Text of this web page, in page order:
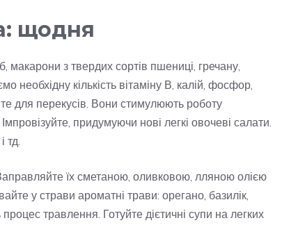
щодня
макарони з твердих сортів пшениці, гречану,
необхідну кількість вітаміну В, калій, фосфор,
для перекусів. Вони стимулюють роботу
придумуючи нові легкі овочеві салати.
тд.
їх сметаною, оливковою, лляною олією
у страви ароматні трави: орегано, базилік,
травлення. Готуйте дієтичні супи на легких